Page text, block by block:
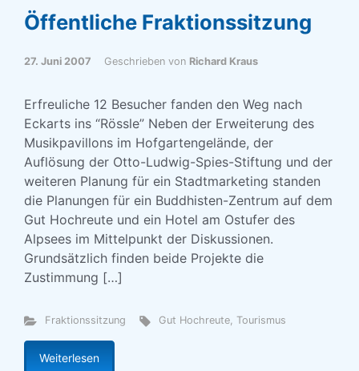
Öffentliche Fraktionssitzung
27. Juni 2007 Geschrieben von Richard Kraus
Erfreuliche 12 Besucher fanden den Weg nach
Eckarts ins “Rössle” Neben der Erweiterung des
Musikpavillons im Hofgartengelände, der
Auflösung der Otto-Ludwig-Spies-Stiftung und der
weiteren Planung für ein Stadtmarketing standen
die Planungen für ein Buddhisten-Zentrum auf dem
Gut Hochreute und ein Hotel am Ostufer des
Alpsees im Mittelpunkt der Diskussionen.
Grundsätzlich finden beide Projekte die
Zustimmung […]
Fraktionssitzung Gut Hochreute,Tourismus
Weiterlesen